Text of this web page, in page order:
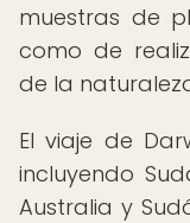
muestras de
como de
de la
El viaje de
incluyendo
Australia y